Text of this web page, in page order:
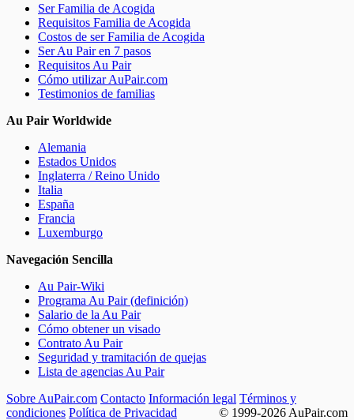
Ser Familia de Acogida
Requisitos Familia de Acogida
Costos de ser Familia de Acogida
Ser Au Pair en 7 pasos
Requisitos Au Pair
Cómo utilizar AuPair.com
Testimonios de familias
Au Pair Worldwide
Alemania
Estados Unidos
Inglaterra / Reino Unido
Italia
España
Francia
Luxemburgo
Navegación Sencilla
Au Pair-Wiki
Programa Au Pair (definición)
Salario de la Au Pair
Cómo obtener un visado
Contrato Au Pair
Seguridad y tramitación de quejas
Lista de agencias Au Pair
Sobre AuPair.com Contacto Información legal Términos y
condiciones Política de Privacidad © 1999-2026 AuPair.com